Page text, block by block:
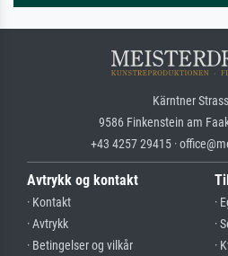
Kärntner
9586 Finkenstein am
+43 4257 29415 ·
Avtrykk og kontakt
· Kontakt
· Avtrykk
· Betingelser og vilkår
·
·
·